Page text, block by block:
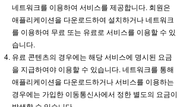
네트워크를 이용하여 서비스를 제공합니다. 회원은
애플리케이션을 다운로드하여 설치하거나 네트워크
를 이용하여 무료 또는 유료로 서비스를 이용할 수 있
습니다.
유료 콘텐츠의 경우에는 해당 서비스에 명시된 요금
을 지급하여야 이용할 수 있습니다. 네트워크를 통해
애플리케이션을 다운로드하거나 서비스를 이용하는
경우에는 가입한 이동통신사에서 정한 별도의 요금이